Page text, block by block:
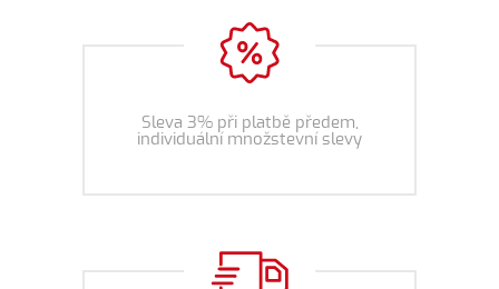
Sleva 3% při platbě předem,
individuální množstevní slevy